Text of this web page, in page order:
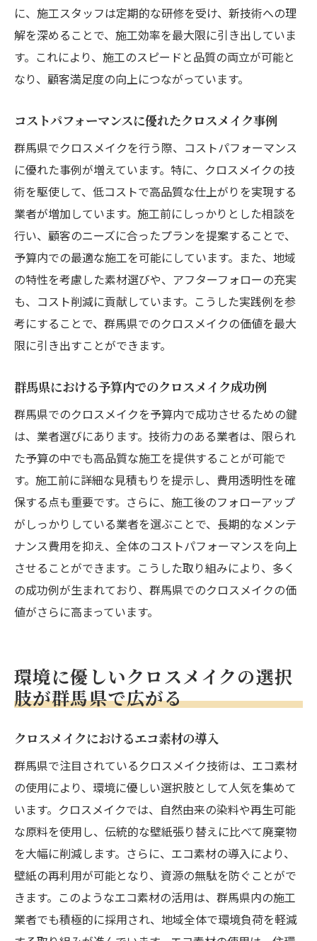
に、施工スタッフは定期的な研修を受け、新技術への理
解を深めることで、施工効率を最大限に引き出していま
す。これにより、施工のスピードと品質の両立が可能と
なり、顧客満足度の向上につながっています。
コストパフォーマンスに優れたクロスメイク事例
群馬県でクロスメイクを行う際、コストパフォーマンス
に優れた事例が増えています。特に、クロスメイクの技
術を駆使して、低コストで高品質な仕上がりを実現する
業者が増加しています。施工前にしっかりとした相談を
行い、顧客のニーズに合ったプランを提案することで、
予算内での最適な施工を可能にしています。また、地域
の特性を考慮した素材選びや、アフターフォローの充実
も、コスト削減に貢献しています。こうした実践例を参
考にすることで、群馬県でのクロスメイクの価値を最大
限に引き出すことができます。
群馬県における予算内でのクロスメイク成功例
群馬県でのクロスメイクを予算内で成功させるための鍵
は、業者選びにあります。技術力のある業者は、限られ
た予算の中でも高品質な施工を提供することが可能で
す。施工前に詳細な見積もりを提示し、費用透明性を確
保する点も重要です。さらに、施工後のフォローアップ
がしっかりしている業者を選ぶことで、長期的なメンテ
ナンス費用を抑え、全体のコストパフォーマンスを向上
させることができます。こうした取り組みにより、多く
の成功例が生まれており、群馬県でのクロスメイクの価
値がさらに高まっています。
環境に優しいクロスメイクの選択
肢が群馬県で広がる
クロスメイクにおけるエコ素材の導入
群馬県で注目されているクロスメイク技術は、エコ素材
の使用により、環境に優しい選択肢として人気を集めて
います。クロスメイクでは、自然由来の染料や再生可能
な原料を使用し、伝統的な壁紙張り替えに比べて廃棄物
を大幅に削減します。さらに、エコ素材の導入により、
壁紙の再利用が可能となり、資源の無駄を防ぐことがで
きます。このようなエコ素材の活用は、群馬県内の施工
業者でも積極的に採用され、地域全体で環境負荷を軽減